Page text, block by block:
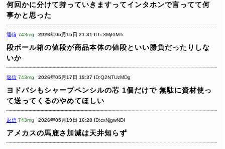
何回かに分けて持っていきますってインタホンで言ってて何
事かと思った
返信 743mg 2026年05月15日 21:31 ID:c3MjI0MTc
段ボール箱の値段が商品本体の値段といい勝負だったりしな
いか
返信 743mg 2026年05月17日 19:37 ID:Q2NTUzMDg
ヨドバシもシャープペンシルの芯 1個だけで 無駄に資材使っ
て送ってくるのやめてほしい
返信 743mg 2026年05月19日 16:28 ID:cxNjgwNDI
アメカスの馬鹿さ加減は天井知らず